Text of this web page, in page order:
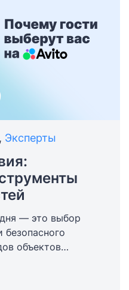
, Эксперты
— это выбор
объектов